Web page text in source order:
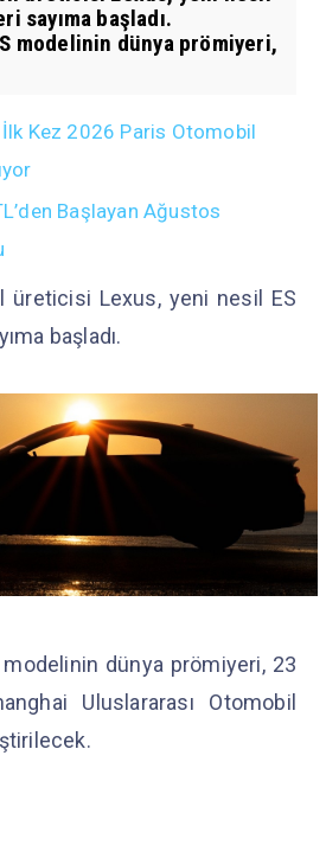
sayıma başladı.
modelinin dünya prömiyeri,
Kez 2026 Paris Otomobil
Başlayan Ağustos
üreticisi Lexus, yeni nesil ES
başladı.
dünya prömiyeri, 23
Uluslararası Otomobil